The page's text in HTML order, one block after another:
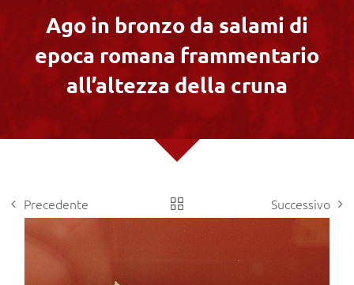
Ago in bronzo da salami di
epoca romana frammentario
all’altezza della cruna
Precedente Successivo